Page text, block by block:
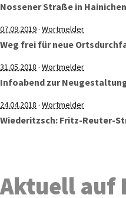
Nossener Straße in Hainichen
07.09.2019· Wortmelder
Weg frei für neue
31.05.2018 · Wortmelder
Infoabend zur
24.04.2018 · Wortmelder
Wiederitzsch: Fritz-Reuter-
Aktuell auf